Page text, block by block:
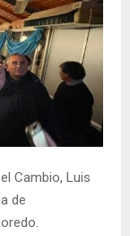
Cambio, Luis
de